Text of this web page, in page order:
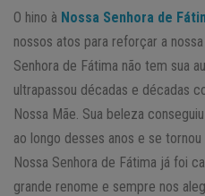
O hino à Nossa Senhora de
nossos atos para reforçar a
Senhora de Fátima não tem sua
ultrapassou décadas e décadas
Nossa Mãe. Sua beleza
ao longo desses anos e se
Nossa Senhora de Fátima já foi
grande renome e sempre nos